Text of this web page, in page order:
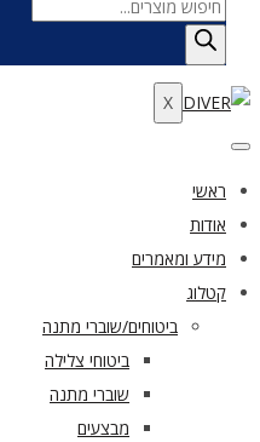
Products
search
X
ראשי
אודות
מידע ומאמרים
קטלוג
ביטוחים/שוברי מתנה
ביטוחי צלילה
שוברי מתנה
מבצעים